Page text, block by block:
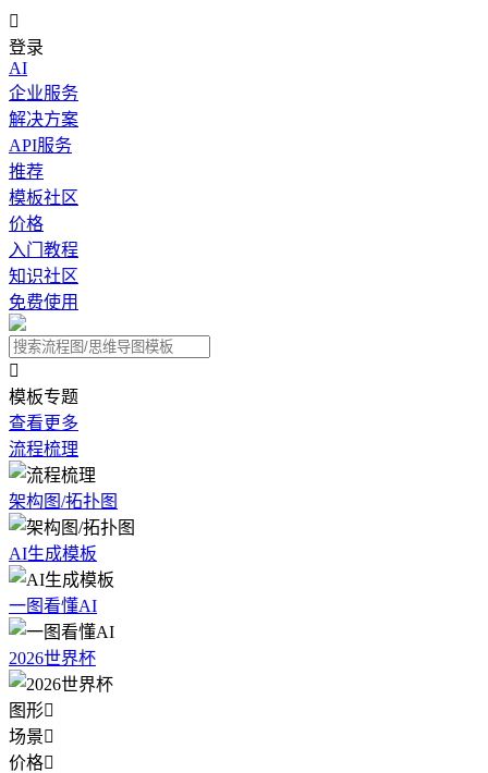

登录
AI
企业服务
解决方案
API服务
推荐
模板社区
价格
入门教程
知识社区
免费使用

模板专题
查看更多
流程梳理
架构图/拓扑图
AI生成模板
一图看懂AI
2026世界杯
图形
场景
价格